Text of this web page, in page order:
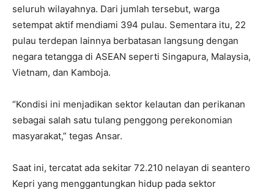
seluruh wilayahnya. Dari jumlah tersebut, warga
setempat aktif mendiami 394 pulau. Sementara itu, 22
pulau terdepan lainnya berbatasan langsung dengan
negara tetangga di ASEAN seperti Singapura, Malaysia,
Vietnam, dan Kamboja.
“Kondisi ini menjadikan sektor kelautan dan perikanan
sebagai salah satu tulang penggong perekonomian
masyarakat,” tegas Ansar.
Saat ini, tercatat ada sekitar 72.210 nelayan di seantero
Kepri yang menggantungkan hidup pada sektor